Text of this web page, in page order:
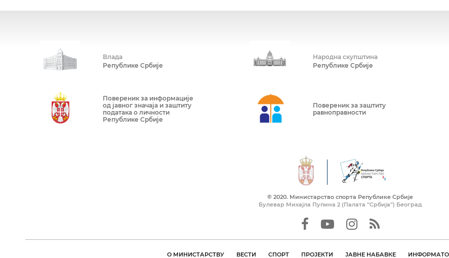
Влада
Републике Србије
Народна скупштина
Републике Србије
Повереник за информације
од јавног значаја и заштиту
података о личности
Републике Србије
Повереник за заштиту
равноправности
© 2020. Mинистарство спорта Републике Србије
Булевар Михајла Пупина 2 (Палата “Србија”) Београд
О МИНИСТАРСТВУ ВЕСТИ СПОРТ ПРОЈЕКТИ ЈАВНЕ НАБАВКЕ